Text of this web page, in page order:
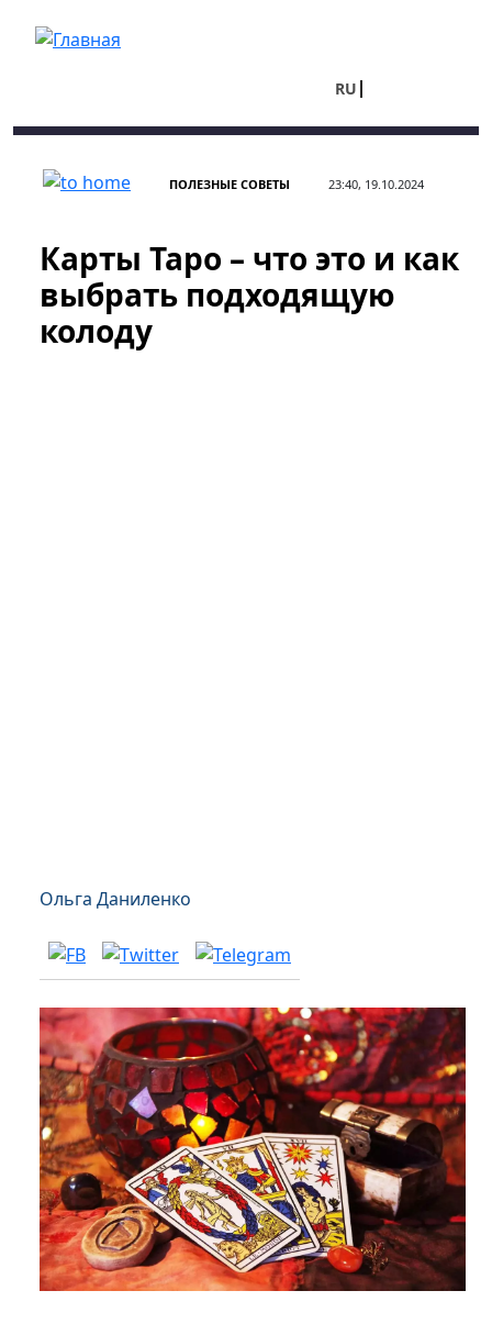
RU
ПОЛЕЗНЫЕ СОВЕТЫ 23:40, 19.10.2024
Карты Таро – что это и как
выбрать подходящую
колоду
Ольга Даниленко